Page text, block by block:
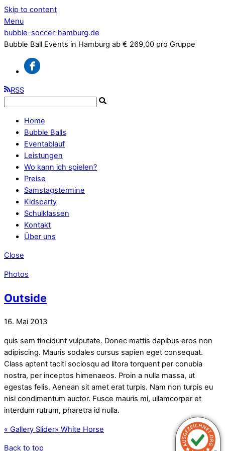
Skip to content
Menu
bubble-soccer-hamburg.de
Bubble Ball Events in Hamburg ab € 269,00 pro Gruppe
RSS
Home
Bubble Balls
Eventablauf
Leistungen
Wo kann ich spielen?
Preise
Samstagstermine
Kidsparty
Schulklassen
Kontakt
Über uns
Close
Photos
Outside
16. Mai 2013
quis sem tincidunt vulputate. Donec mattis dapibus eros non
adipiscing. Mauris sodales cursus sapien eget consequat.
Class aptent taciti sociosqu ad litora torquent per conubia
nostra, per inceptos himenaeos. Proin a nulla massa, ut
egestas felis. Aenean sit amet erat turpis. Nam non turpis eu
nisi condimentum auctor. Fusce mauris mi, ullamcorper et
interdum rutrum, pharetra id nulla.
« Gallery Slider» White Horse
Back to top